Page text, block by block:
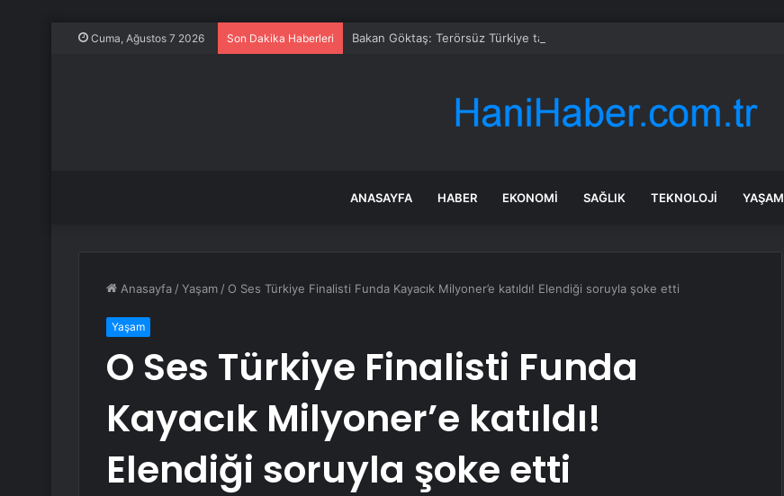
Cuma, Ağustos 7 2026 Son Dakika Haberleri Bakan Göktaş: Terörsüz Türkiye tarihi bir adımdır
ANASAYFA HABER EKONOMI SAĞLIK TEKNOLOJI YAŞAM
Anasayfa /Yaşam / O Ses Türkiye Finalisti Funda Kayacık Milyoner’e katıldı! Elendiği soruyla şoke etti
Yaşam
O Ses Türkiye Finalisti Funda
Kayacık Milyoner’e katıldı!
Elendiği soruyla şoke etti